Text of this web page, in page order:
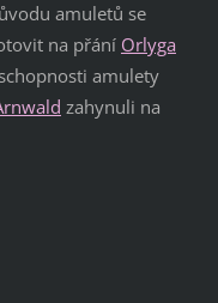
amuletů se
na přání Orlyga
amulety
zahynuli na